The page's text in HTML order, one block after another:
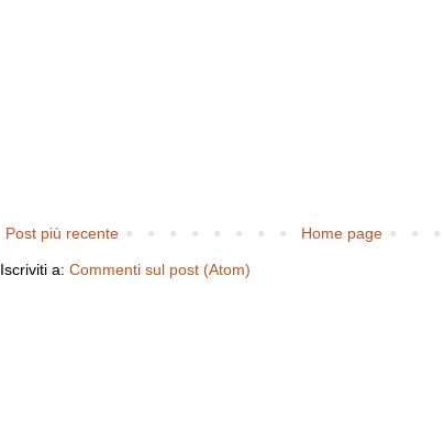
Post più recente Home page
Iscriviti a: Commenti sul post (Atom)